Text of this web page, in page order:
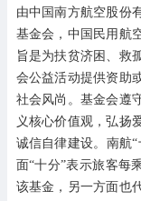
由中国南方航空股份
基金会，中国民用航
旨是为扶贫济困、救
会公益活动提供资助
社会风尚。基金会遵
义核心价值观，弘扬
诚信自律建设。南航
面“十分”表示旅客每
该基金，另一方面也